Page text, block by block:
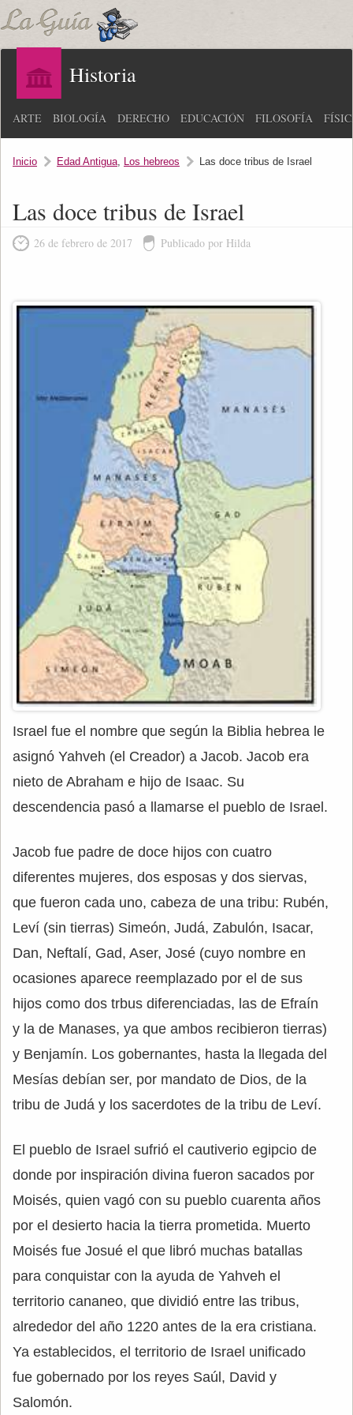
Historia
ARTE BIOLOGÍA DERECHO EDUCACIÓN FILOSOFÍA
Inicio Edad Antigua, Los hebreos Las doce tribus de Israel
Las doce tribus de Israel
26 de febrero de 2017 Publicado por Hilda
Israel fue el nombre que según la Biblia hebrea le
asignó Yahveh (el Creador) a Jacob. Jacob era
nieto de Abraham e hijo de Isaac. Su
descendencia pasó a llamarse el pueblo de Israel.
Jacob fue padre de doce hijos con cuatro
diferentes mujeres, dos esposas y dos siervas,
que fueron cada uno, cabeza de una tribu: Rubén,
Leví (sin tierras) Simeón, Judá, Zabulón, Isacar,
Dan, Neftalí, Gad, Aser, José (cuyo nombre en
ocasiones aparece reemplazado por el de sus
hijos como dos trbus diferenciadas, las de Efraín
y la de Manases, ya que ambos recibieron tierras)
y Benjamín. Los gobernantes, hasta la llegada del
Mesías debían ser, por mandato de Dios, de la
tribu de Judá y los sacerdotes de la tribu de Leví.
El pueblo de Israel sufrió el cautiverio egipcio de
donde por inspiración divina fueron sacados por
Moisés, quien vagó con su pueblo cuarenta años
por el desierto hacia la tierra prometida. Muerto
Moisés fue Josué el que libró muchas batallas
para conquistar con la ayuda de Yahveh el
territorio cananeo, que dividió entre las tribus,
alrededor del año 1220 antes de la era cristiana.
Ya establecidos, el territorio de Israel unificado
fue gobernado por los reyes Saúl, David y
Salomón.